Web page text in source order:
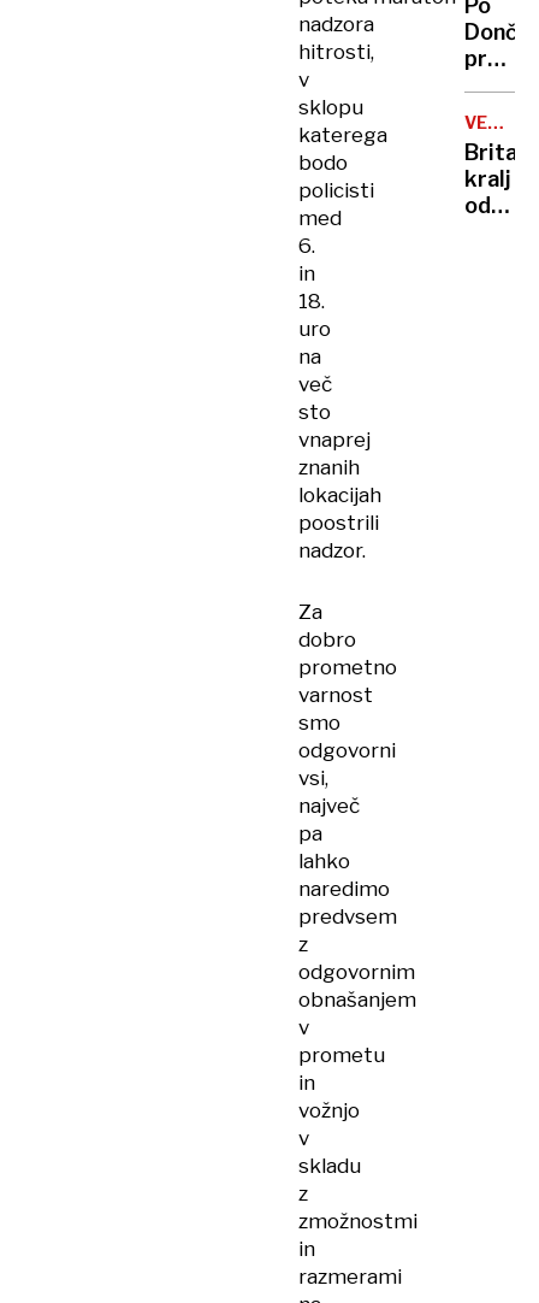
nadzora
hitrosti,
v
sklopu
katerega
bodo
policisti
med
6.
in
18.
uro
na
več
sto
vnaprej
znanih
lokacijah
poostrili
nadzor.
Za
dobro
prometno
varnost
smo
odgovorni
vsi,
največ
pa
lahko
naredimo
predvsem
z
odgovornim
obnašanjem
v
prometu
in
vožnjo
v
skladu
z
zmožnostmi
in
razmerami
vlade
Po
Karma
je
psica,
Nico
pa
njen
VELIKA
kralj